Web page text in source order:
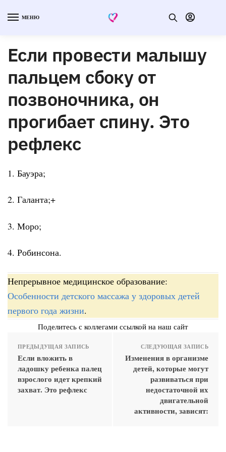
МЕНЮ
Если провести малышу
пальцем сбоку от
позвоночника, он
прогибает спину. Это
рефлекс
1. Бауэра;
2. Галанта;+
3. Моро;
4. Робинсона.
Непрерывное медицинское образование:
Особенности детского массажа у здоровых детей
первого года жизни.
Поделитесь с коллегами ссылкой на наш сайт
ПРЕДЫДУЩАЯ ЗАПИСЬ
Если вложить в
ладошку ребенка палец
взрослого идет крепкий
захват. Это рефлекс
СЛЕДУЮЩАЯ ЗАПИСЬ
Изменения в организме
детей, которые могут
развиваться при
недостаточной их
двигательной
активности, зависят: